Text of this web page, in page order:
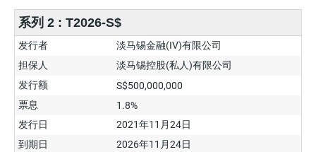
系列 2 : T2026-S$
发行者
淡马锡金融(IV)有限公司
担保人
淡马锡控股(私人)有限公司
发行额
S$500,000,000
票息
1.8%
发行日
2021年11月24日
到期日
2026年11月24日